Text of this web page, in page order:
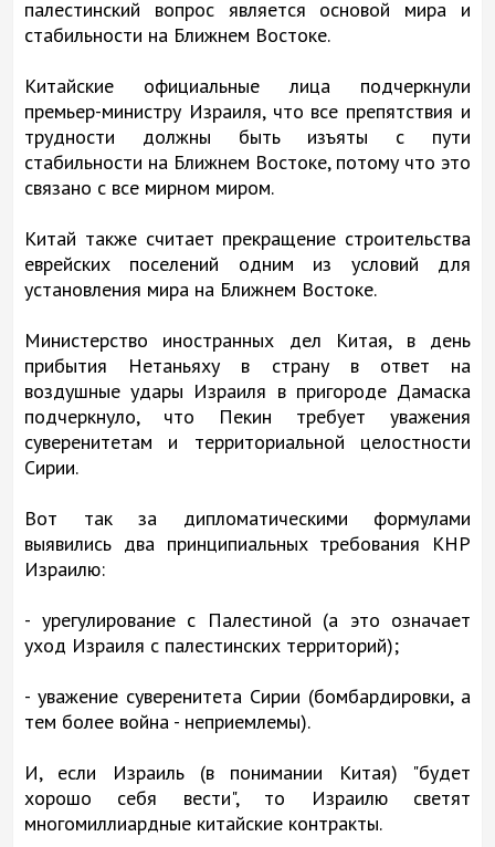
палестинский вопрос является основой мира и
стабильности на Ближнем Востоке.
Китайские официальные лица подчеркнули
премьер-министру Израиля, что все препятствия и
трудности должны быть изъяты с пути
стабильности на Ближнем Востоке, потому что это
связано с все мирном миром.
Китай также считает прекращение строительства
еврейских поселений одним из условий для
установления мира на Ближнем Востоке.
Министерство иностранных дел Китая, в день
прибытия Нетаньяху в страну в ответ на
воздушные удары Израиля в пригороде Дамаска
подчеркнуло, что Пекин требует уважения
суверенитетам и территориальной целостности
Сирии.
Вот так за дипломатическими формулами
выявились два принципиальных требования КНР
Израилю:
- урегулирование с Палестиной (а это означает
уход Израиля с палестинских территорий);
- уважение суверенитета Сирии (бомбардировки, а
тем более война - неприемлемы).
И, если Израиль (в понимании Китая) "будет
хорошо себя вести", то Израилю светят
многомиллиардные китайские контракты.